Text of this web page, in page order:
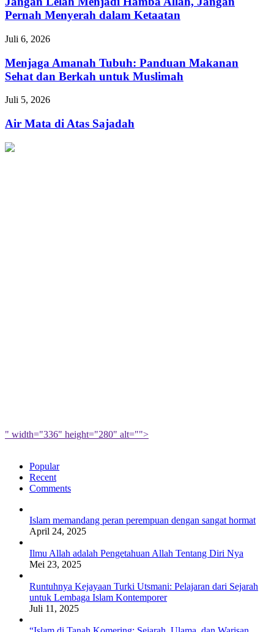
Hamba
Allah,
Pernah
dalam
Ketaatan
Pernah Menyerah dalam Ketaatan
Menjaga
Tubuh:
Panduan
Makanan
dan
untuk
Juli 6, 2026
Menjaga Amanah Tubuh: Panduan Makanan
Sehat dan Berkah untuk Muslimah
Air
di
Atas
Sajadah
Juli 5, 2026
Air Mata di Atas Sajadah
" width="336" height="280" alt="">
Popular
Recent
Comments
Islam memandang peran perempuan dengan sangat hormat
April 24, 2025
Ilmu Allah adalah Pengetahuan Allah Tentang Diri Nya
Mei 23, 2025
Runtuhnya Kejayaan Turki Utsmani: Pelajaran dari Sejarah
untuk Lembaga Islam Kontemporer
Juli 11, 2025